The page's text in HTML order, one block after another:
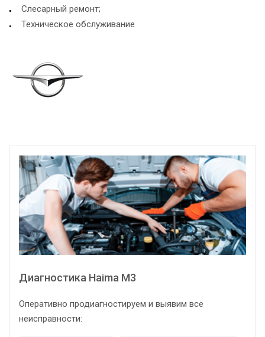
Слесарный ремонт;
Техническое обслуживание
Диагностика Haima M3
Оперативно продиагностируем и выявим все
неисправности: